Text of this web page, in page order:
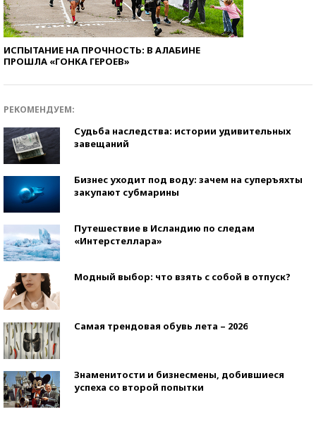
ИСПЫТАНИЕ НА ПРОЧНОСТЬ: В АЛАБИНЕ
ПРОШЛА «ГОНКА ГЕРОЕВ»
РЕКОМЕНДУЕМ:
Судьба наследства: истории удивительных
завещаний
Бизнес уходит под воду: зачем на суперъяхты
закупают субмарины
Путешествие в Исландию по следам
«Интерстеллара»
Модный выбор: что взять с собой в отпуск?
Самая трендовая обувь лета – 2026
Знаменитости и бизнесмены, добившиеся
успеха со второй попытки